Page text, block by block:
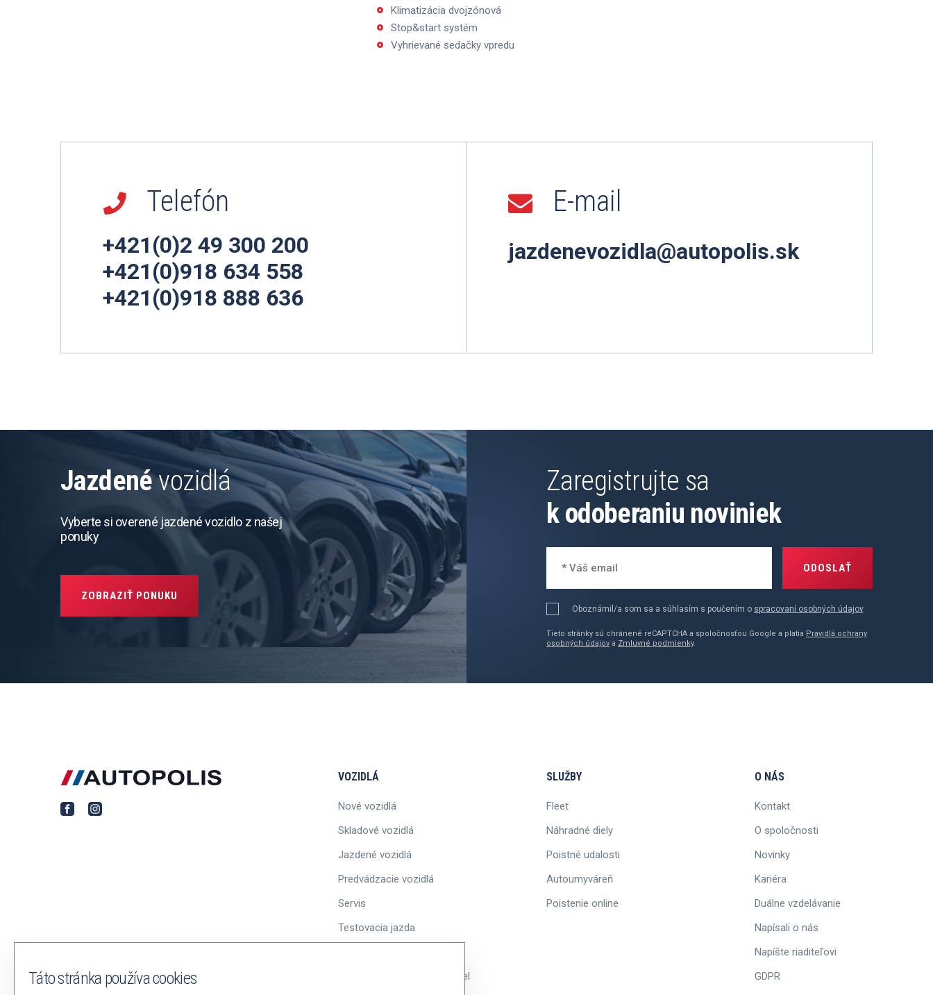
Klimatizácia dvojzónová
Stop&start systém
Vyhrievané sedačky vpredu
Telefón
+421(0)2 49 300 200
+421(0)918 634 558
+421(0)918 888 636
E-mail
jazdenevozidla@autopolis.sk
Jazdenévozidlá
Vyberte si overené jazdené vozidlo z našej
ponuky
ZOBRAZIŤ PONUKU
Zaregistrujte sa
k odoberaniu noviniek
ODOSLAŤ
Oboznámil/a som sa a súhlasím s poučením o spracovaní osobných údajov.
Tieto stránky sú chránené reCAPTCHA a spoločnosťou Google a platia Pravidlá ochrany
osobných údajov a Zmluvné podmienky.
VOZIDLÁ
Nové vozidlá
Skladové vozidlá
Jazdené vozidlá
Predvádzacie vozidlá
Servis
Testovacia jazda
Informácie o ponuke vozidiel
SLUŽBY
Fleet
Náhradné diely
Poistné udalosti
Autoumyváreň
Poistenie online
O NÁS
Kontakt
O spoločnosti
Novinky
Kariéra
Duálne vzdelávanie
Napísali o nás
Napíšte riaditeľovi
GDPR
Táto stránka používa cookies